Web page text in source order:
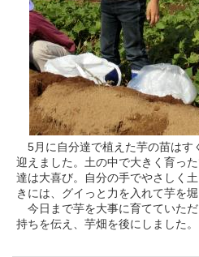
5月に自分達で植えた芋の苗はす
迎えました。土の中で大きく育っ
達は大喜び。自分の手でやさしく
きには、グイっと力を入れて芋を
今日まで芋を大事に育てていた
持ちを伝え、芋畑を後にしました。